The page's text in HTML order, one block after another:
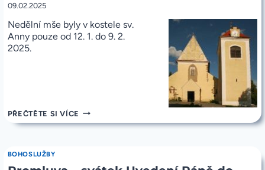
09.02.2025
Nedělní mše byly v kostele sv.
Anny pouze od 12. 1. do 9. 2.
2025.
PŘEČTĚTE SI VÍCE NEDĚLNÍ
V
BOHOSLUŽBY